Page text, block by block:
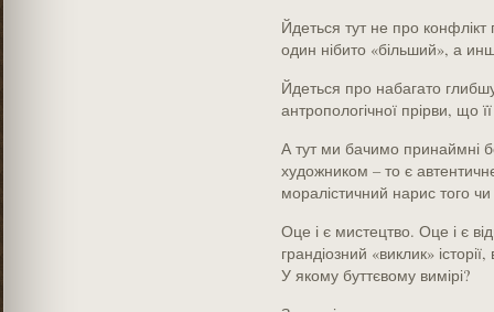
Йдеться тут не про
один нібито «більший», а
Йдеться про набагато
антропологічної прірви, що
А тут ми бачимо принаймні
художником – то є
моралістичний нарис того
Оце і є мистецтво. Оце і є
грандіозний «виклик»
У якому буттєвому вимірі?